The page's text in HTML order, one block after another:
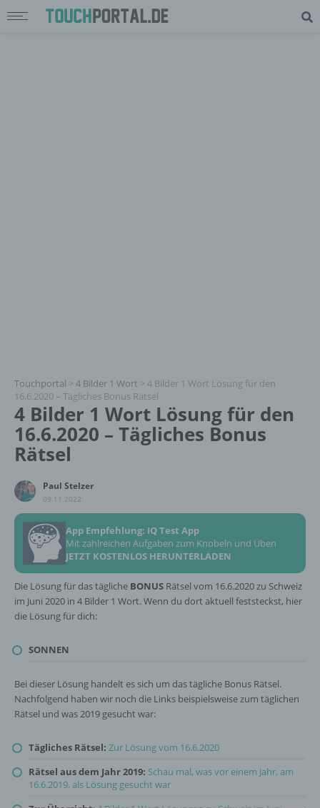
Touchportal > 4 Bilder 1 Wort > 4 Bilder 1 Wort Lösung für den
16.6.2020 – Tägliches Bonus Rätsel
4 Bilder 1 Wort Lösung für den
16.6.2020 – Tägliches Bonus
Rätsel
Paul Stelzer
09.11.2022
App Empfehlung: IQ Test App
Mit zahlreichen Aufgaben zum Knobeln und Üben
JETZT KOSTENLOS HERUNTERLADEN
Die Lösung für das tägliche BONUS Rätsel vom 16.6.2020 zu Schweiz
im Juni 2020 in 4 Bilder 1 Wort. Wenn du dort aktuell feststeckst, hier
die Lösung für dich:
SONNEN
Bei dieser Lösung handelt es sich um das tägliche Bonus Rätsel.
Nachfolgend haben wir noch die Links beispielsweise zum täglichen
Rätsel und was 2019 gesucht war:
Tägliches Rätsel: Zur Lösung vom 16.6.2020
Rätsel aus dem Jahr 2019: Schau mal, was vor einem Jahr, am
16.6.2019, als Lösung gesucht war